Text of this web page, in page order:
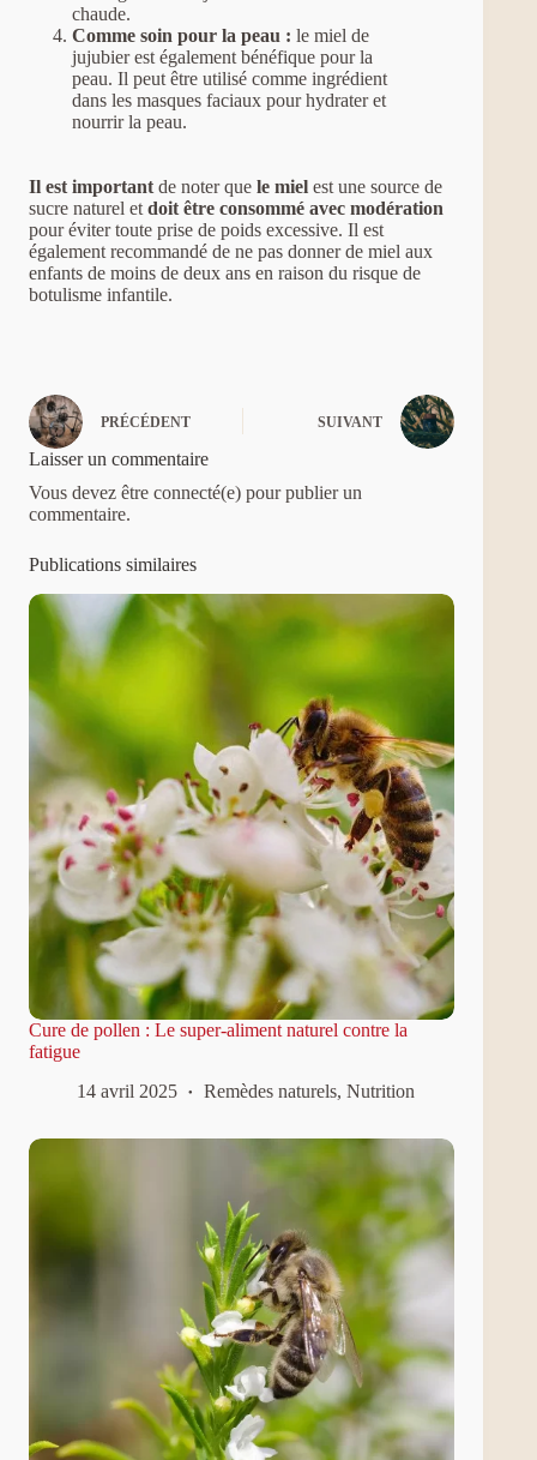
chaude.
Comme soin pour la peau : le miel de
jujubier est également bénéfique pour la
peau. Il peut être utilisé comme ingrédient
dans les masques faciaux pour hydrater et
nourrir la peau.
Il est important de noter que le miel est une source de
sucre naturel et doit être consommé avec modération
pour éviter toute prise de poids excessive. Il est
également recommandé de ne pas donner de miel aux
enfants de moins de deux ans en raison du risque de
botulisme infantile.
PRÉCÉDENT SUIVANT
Laisser un commentaire
Vous devez être connecté(e) pour publier un
commentaire.
Publications similaires
Cure de pollen : Le super-aliment naturel contre la
fatigue
14 avril 2025
Remèdes naturels, Nutrition